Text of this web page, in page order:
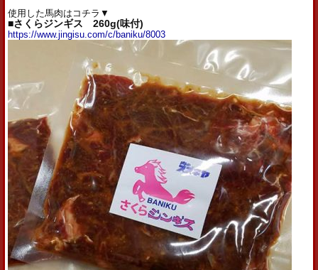
使用した馬肉はコチラ▼
■さくらジンギス 260g(味付)
https://www.jingisu.com/c/baniku/8003